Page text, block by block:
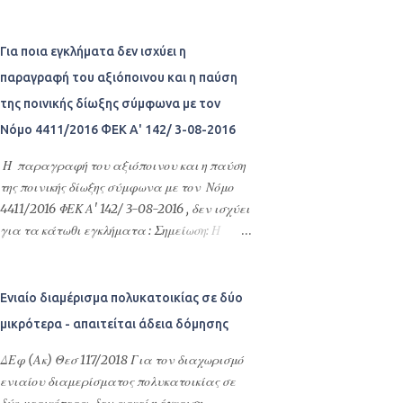
πιθανολογούμενο αποτέλεσμα της κύριας
κατάστασης έχει ευρύτερο αντικείμενο από
την απλή εξασφάλιση ή διατήρηση του
δικαιώματος με μέτρα ρυθμιστικού
κάθε άλλου είδους ρύθμιση, με την οποία
εξυπηρετούνται οι ανεπίδεκτες αναβολής
έννομες σχέσεις των διαδίκων και
παράλληλα εμπεδώνεται η δικαιϊκή ειρήνη. Η
καταχρηστικής άσκησης δικαιώματος -
Ένσταση συντρέχοντος πταίσματος -.
Για ποια εγκλήματα δεν ισχύει η
παραγραφή του αξιόποινου και η παύση
της ποινικής δίωξης σύμφωνα με τον
Νόμο 4411/2016 ΦΕΚ Α' 142/ 3-08-2016
Η παραγραφή του αξιόποινου και η παύση
της ποινικής δίωξης σύμφωνα με τον Νόμο
4411/2016 ΦΕΚ Α' 142/ 3-08-2016 , δεν ισχύει
για τα κάτωθι εγκλήματα : Σημείωση: Η
κώδικα που τα εμπεριέχει ή ΦΕΚ, διατηρώ
την επιφύλαξη να έχουν γίνει λάθη κατά
των άρθρων αυτών είναι για προσωπική
ανάγνωση, για οποιαδήποτε αυθεντική-
Ενιαίο διαμέρισμα πολυκατοικίας σε δύο
μικρότερα - απαιτείται άδεια δόμησης
ΔΕφ (Ακ) Θεσ 117/2018 Για τον διαχωρισμό
ενιαίου διαμερίσματος πολυκατοικίας σε